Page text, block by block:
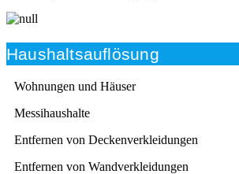
Haushaltsauflösung
Wohnungen und Häuser
Messihaushalte
Entfernen von Deckenverkleidungen
Entfernen von Wandverkleidungen